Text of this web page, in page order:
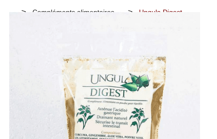
Compléments alimentaires Ungula Digest